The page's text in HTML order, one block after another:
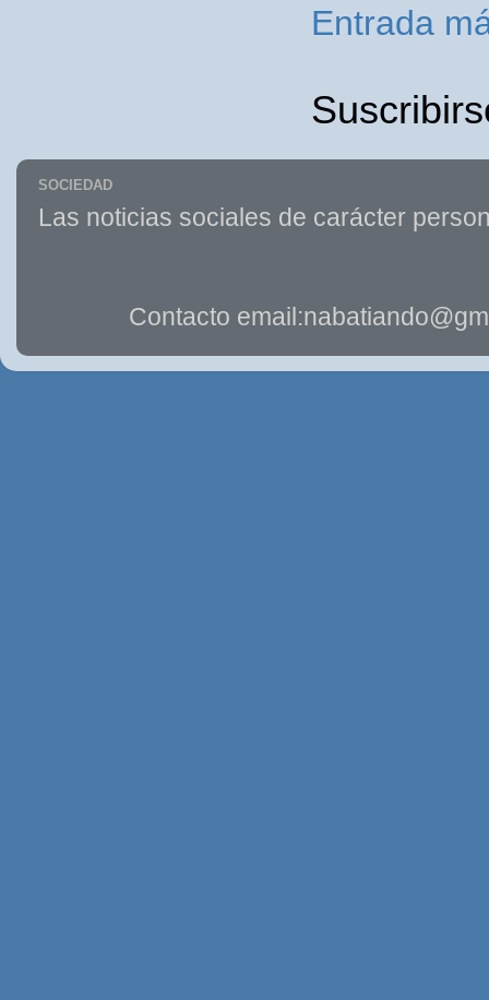
Entrada
SOCIEDAD
Las noticias sociales de carácter
Contacto